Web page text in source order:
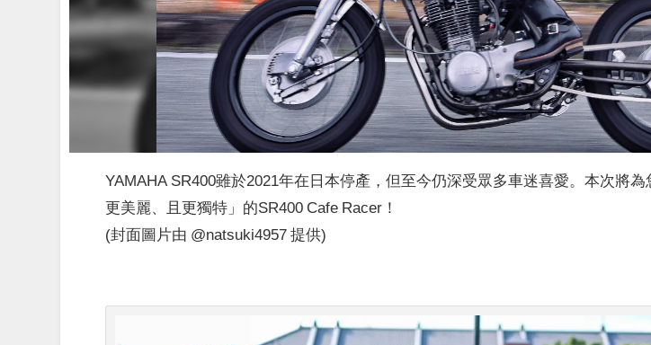
YAMAHA SR400雖於2021年在日本停產，但至今仍深受眾多車迷喜愛。本次將為
更美麗、且更獨特」的SR400 Cafe Racer！
(封面圖片由 @natsuki4957 提供)